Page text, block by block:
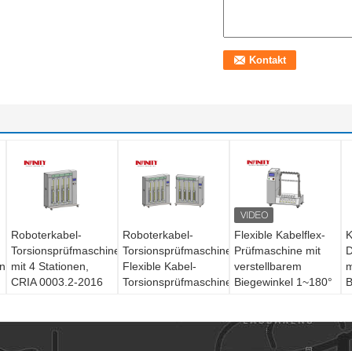
Roboterkabel-
Torsionsprüfmaschine
mit 4 Stationen,
CRIA 0003.2-2016
Torsionswinkel
Roboterkabel-
Torsionsprüfmaschine
Flexible Kabel-
Torsionsprüfmaschine
Flexible Kabelflex-
Prüfmaschine mit
verstellbarem
Biegewinkel 1~180°
Sätze Jig